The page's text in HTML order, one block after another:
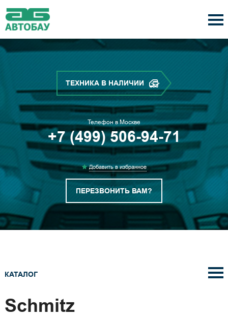
ТЕХНИКА В НАЛИЧИИ
Телефон в Москве
+7 (499) 506-94-71
Добавить в избранное
ПЕРЕЗВОНИТЬ ВАМ?
КАТАЛОГ
Schmitz